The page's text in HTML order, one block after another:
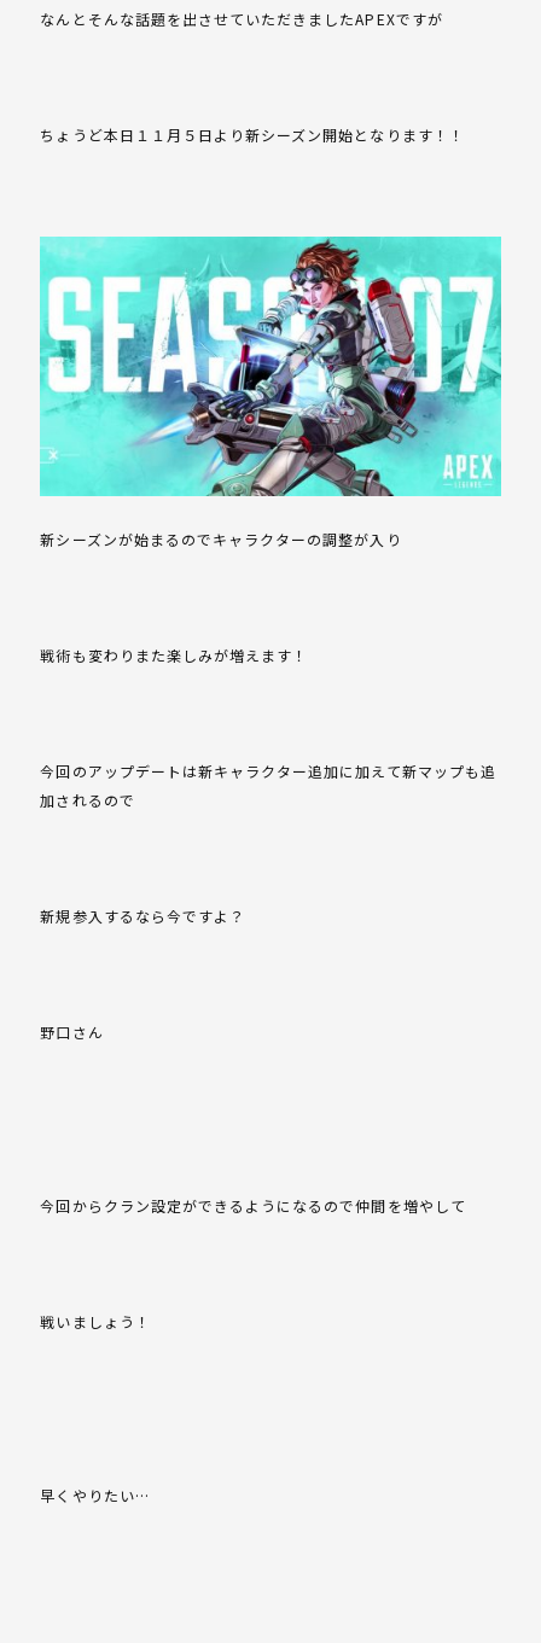
なんとそんな話題を出させていただきましたAPEXですが
ちょうど本日１１月５日より新シーズン開始となります！！
新シーズンが始まるのでキャラクターの調整が入り
戦術も変わりまた楽しみが増えます！
今回のアップデートは新キャラクター追加に加えて新マップも追
加されるので
新規参入するなら今ですよ？
野口さん
今回からクラン設定ができるようになるので仲間を増やして
戦いましょう！
早くやりたい…